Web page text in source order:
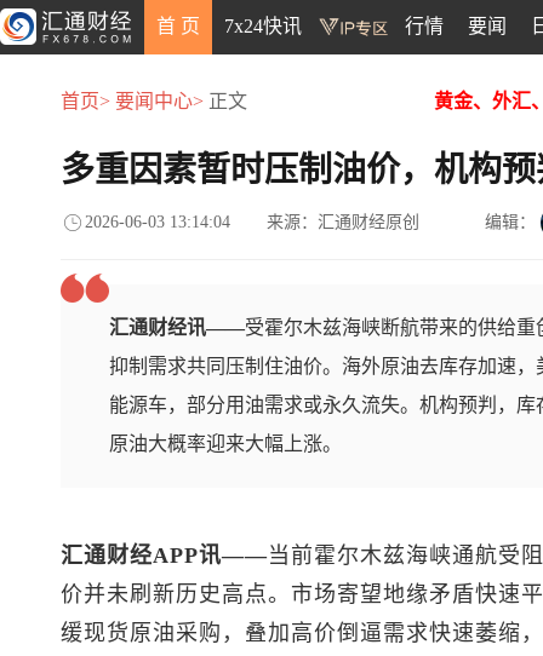
首 页 7x24快讯 行情 要闻
首页> 要闻中心> 正文 黄金、外汇
多重因素暂时压制油价，机构
2026-06-03 13:14:04 来源：汇通财经原创 编辑：
汇通财经讯——受霍尔木兹海峡断航带来的供给
抑制需求共同压制住油价。海外原油去库存加速
能源车，部分用油需求或永久流失。机构预判，
原油大概率迎来大幅上涨。
汇通财经APP讯——当前霍尔木兹海峡通航受
价并未刷新历史高点。市场寄望地缘矛盾快速
缓现货原油采购，叠加高价倒逼需求快速萎缩